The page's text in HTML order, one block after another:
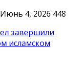
Июнь 4, 2026 448